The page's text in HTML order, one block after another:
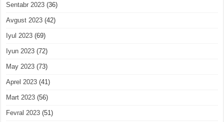
Sentabr 2023 (36)
Avgust 2023 (42)
Iyul 2023 (69)
Iyun 2023 (72)
May 2023 (73)
Aprel 2023 (41)
Mart 2023 (56)
Fevral 2023 (51)